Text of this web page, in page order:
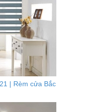
| Rèm cửa Bắc